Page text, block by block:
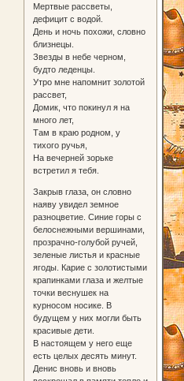
Мертвые рассветы,
дефицит с водой.
День и ночь похожи, словно
близнецы.
Звезды в небе черном,
будто леденцы.
Утро мне напомнит золотой
рассвет,
Домик, что покинул я на
много лет,
Там в краю родном, у
тихого ручья,
На вечерней зорьке
встретил я тебя.
Закрыв глаза, он словно
наяву увидел земное
разноцветие. Синие горы с
белоснежными вершинами,
прозрачно-голубой ручей,
зеленые листья и красные
ягоды. Карие с золотистыми
крапинками глаза и желтые
точки веснушек на
курносом носике. В
будущем у них могли быть
красивые дети.
В настоящем у него еще
есть целых десять минут.
Денис вновь и вновь